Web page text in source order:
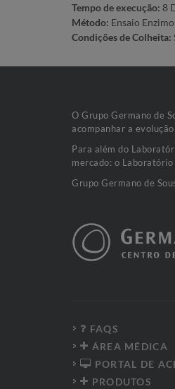
Tempo de execução: 8
Método: Ensaio
Condições de Colheita:
O Grupo Germano de
acompanhar a
Para além do
mercado: o
Grupo Germano de
FAQS
ÁREA MÉDICA
PORTAL DE
PRODUTOS